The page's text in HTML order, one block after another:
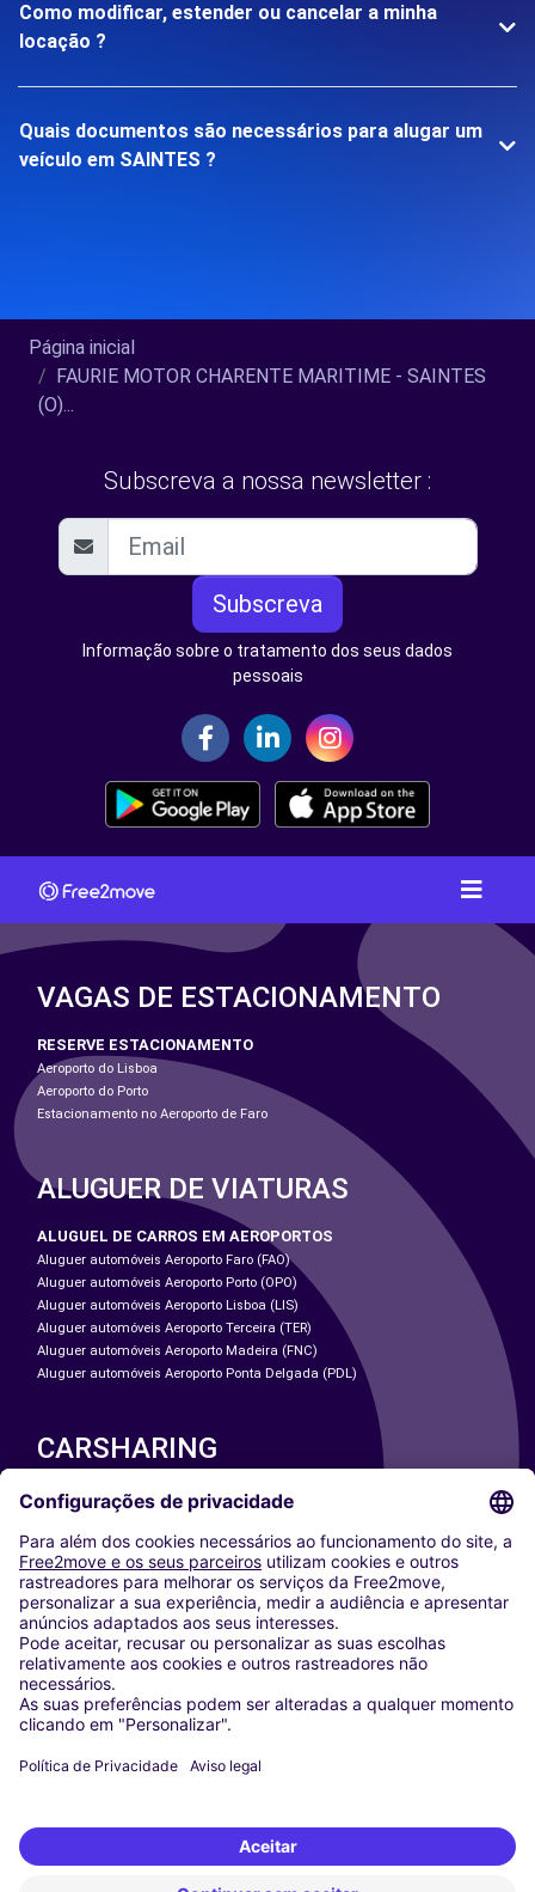
Como modificar, estender ou cancelar a minha
locação ?
Quais documentos são necessários para alugar um
veículo em SAINTES ?
Página inicial
FAURIE MOTOR CHARENTE MARITIME - SAINTES
(O)...
Subscreva a nossa newsletter :
Subscreva
Informação sobre o tratamento dos seus dados
pessoais
VAGAS DE ESTACIONAMENTO
RESERVE ESTACIONAMENTO
Aeroporto do Lisboa
Aeroporto do Porto
Estacionamento no Aeroporto de Faro
ALUGUER DE VIATURAS
ALUGUEL DE CARROS EM AEROPORTOS
Aluguer automóveis Aeroporto Faro (FAO)
Aluguer automóveis Aeroporto Porto (OPO)
Aluguer automóveis Aeroporto Lisboa (LIS)
Aluguer automóveis Aeroporto Terceira (TER)
Aluguer automóveis Aeroporto Madeira (FNC)
Aluguer automóveis Aeroporto Ponta Delgada (PDL)
CARSHARING
NOSSAS CIDADES
Washington DC
Milan
Rome
Turin
Vienna
Berlin
Cologne
Dusseldorf
Frankfurt
Munich